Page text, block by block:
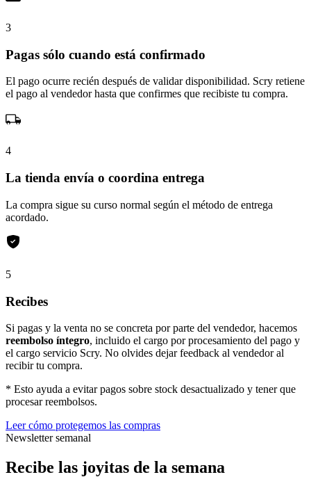
3
Pagas sólo cuando está confirmado
El pago ocurre recién después de validar disponibilidad. Scry retiene
el pago al vendedor hasta que confirmes que recibiste tu compra.
4
La tienda envía o coordina entrega
La compra sigue su curso normal según el método de entrega
acordado.
5
Recibes
Si pagas y la venta no se concreta por parte del vendedor, hacemos
reembolso íntegro, incluido el cargo por procesamiento del pago y
el cargo servicio Scry. No olvides dejar feedback al vendedor al
recibir tu compra.
* Esto ayuda a evitar pagos sobre stock desactualizado y tener que
procesar reembolsos.
Leer cómo protegemos las compras
Newsletter semanal
Recibe las joyitas de la semana